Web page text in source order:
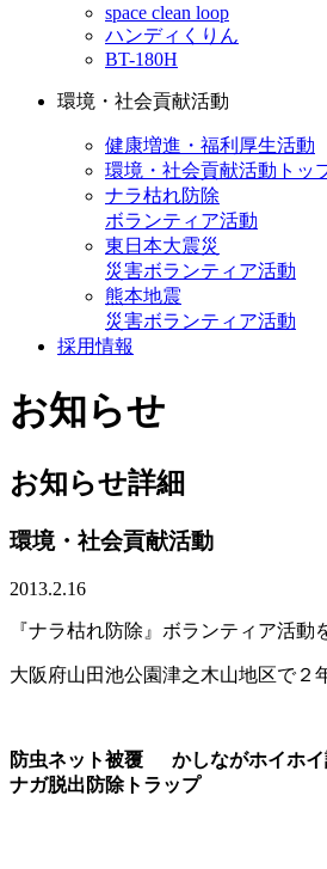
space clean loop
ハンディくりん
BT-180H
環境・社会貢献活動
健康増進・福利厚生活動
環境・社会貢献活動トッ
ナラ枯れ防除
ボランティア活動
東日本大震災
災害ボランティア活動
熊本地震
災害ボランティア活動
採用情報
お知らせ
お知らせ詳細
環境・社会貢献活動
2013.2.16
『ナラ枯れ防除』ボランティア活動
大阪府山田池公園津之木山地区で２
防虫ネット被覆 かしながホイホ
ナガ脱出防除トラップ